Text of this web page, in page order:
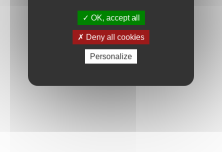
OK, accept all
Deny all cookies
Personalize